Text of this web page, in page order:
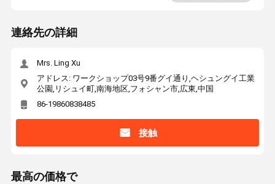
連絡先の詳細
Mrs. Ling Xu
アドレス: ワークショップ03号9番グイ通り,ヘシュングイ工業
公園,リシュイ町,南海地区,フォシャン市,広東,中国
86-19860838485
接触
最高の価格で